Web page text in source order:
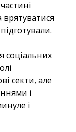
соціальних
секти, але
і
і